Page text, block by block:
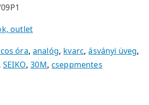
outlet
óra,analóg, kvarc,ásványi üveg,
SEIKO,30M,cseppmentes